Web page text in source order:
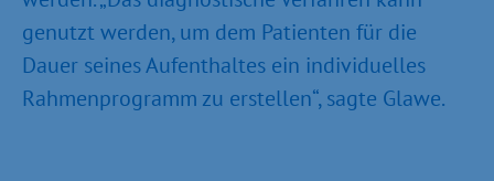
genutzt werden, um dem Patienten für die
Dauer seines Aufenthaltes ein individuelles
Rahmenprogramm zu erstellen“, sagte Glawe.